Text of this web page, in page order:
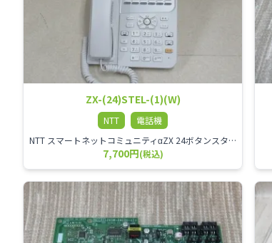
ZX-(24)STEL-(1)(W)
NTT
電話機
NTT スマートネットコミュニティαZX 24ボタンスター標準電話機
7,700円(税込)